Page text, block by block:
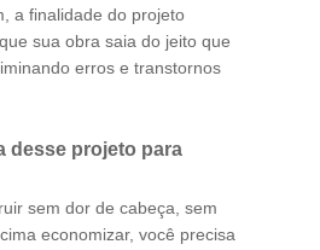
a finalidade do projeto
sua obra saia do jeito que
erros e transtornos
desse projeto para
sem dor de cabeça, sem
economizar, você precisa